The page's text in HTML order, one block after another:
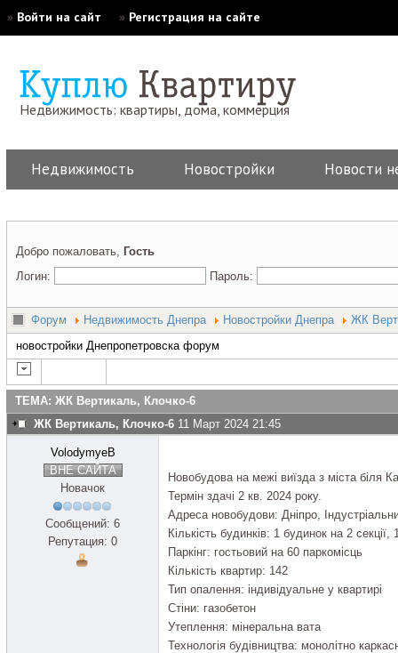
» Войти на сайт » Регистрация на сайте
Недвижимость: квартиры, дома, коммерция
Недвижимость Новостройки Новости
Добро пожаловать, Гость
Логин:
Пароль:
Форум Недвижимость Днепра Новостройки Днепра
ЖК
новостройки Днепропетровска форум
ТЕМА: ЖК Вертикаль, Клочко-6
ЖК Вертикаль, Клочко-6 11 Март 2024 21:45
VolodymyeB
ВНЕ САЙТА
Новачок
Сообщений: 6
Репутация: 0
Новобудова на межі виїзда з міста біля
Термін здачі 2 кв. 2024 року.
Адреса новобудови: Дніпро,
Кількість будинків: 1 будинок на 2
Паркінг: гостьовий на 60 паркомісць
Кількість квартир: 142
Тип опалення: індивідуальне у квартирі
Стіни: газобетон
Утеплення: мінеральна вата
Технологія будівництва: монолітно